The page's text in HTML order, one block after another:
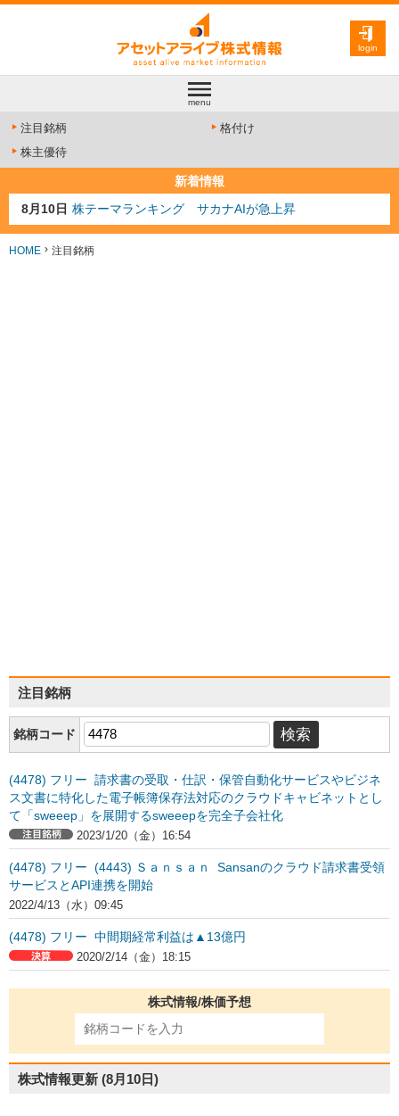
login
menu
注目銘柄
格付け
株主優待
新着情報
8月10日 株テーマランキング サカナAIが急上昇
8月9日 資源注目株 8月9日更新
8月4日 AI注目株 8月4日更新
HOME 注目銘柄
注目銘柄
銘柄コード
(4478) フリー 請求書の受取・仕訳・保管自動化サービスやビジネ
ス文書に特化した電子帳簿保存法対応のクラウドキャビネットとし
て「sweeep」を展開するsweeepを完全子会社化
2023/1/20（金）16:54
(4478) フリー (4443) Ｓａｎｓａｎ Sansanのクラウド請求書受領
サービスとAPI連携を開始
2022/4/13（水）09:45
(4478) フリー 中間期経常利益は▲13億円
2020/2/14（金）18:15
株式情報/株価予想
株式情報更新 (8月10日)